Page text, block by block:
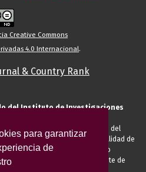
para garantizar
de
Creative Commons
4.0 Internacional.
del Instituto de Investigaciones
de la UNAM, es responsable del
para el registro de usted en calidad de
académica, conferencista o
visitante, proveedor o cliente de